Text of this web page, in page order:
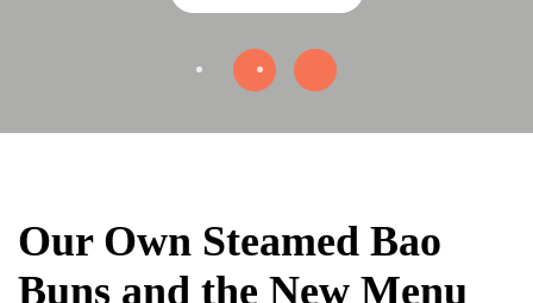
Our Own Steamed Bao
Buns and the New Menu